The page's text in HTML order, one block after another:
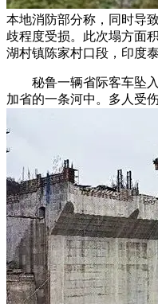
本地消防部分称，同时导
歧程度受损。此次塌方面
湖村镇陈家村口段，印度
秘鲁一辆省际客车坠入
加省的一条河中。多人受